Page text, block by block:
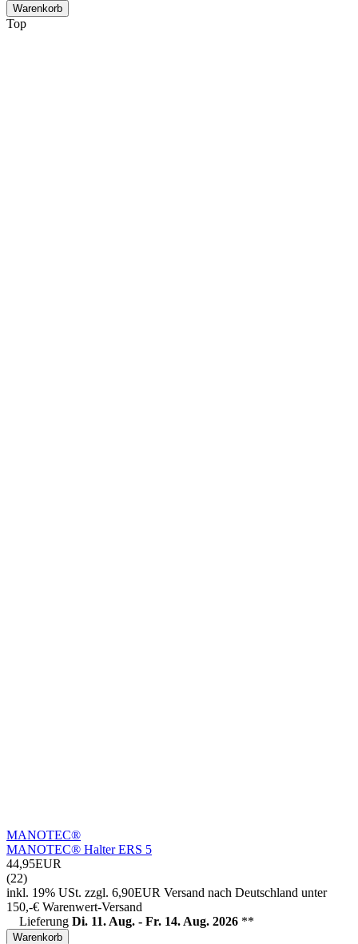
Warenkorb
Top
MANOTEC®
MANOTEC® Halter ERS 5
44,95EUR
(22)
inkl. 19% USt. zzgl. 6,90EUR Versand nach Deutschland unter
150,-€ Warenwert-Versand
Lieferung Di. 11. Aug. - Fr. 14. Aug. 2026 **
Warenkorb